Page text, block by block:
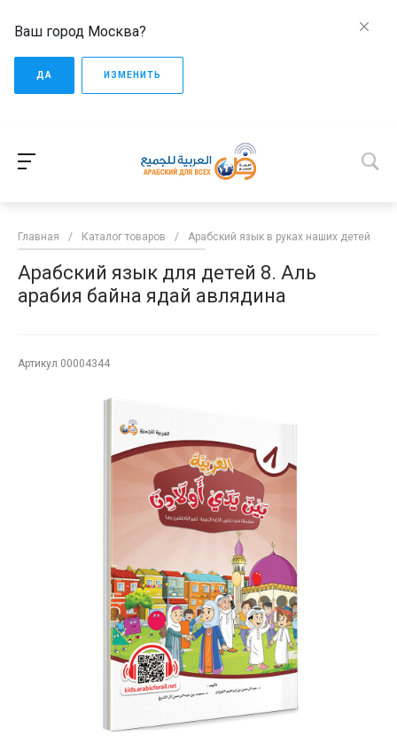
Ваш город Москва?
ДА ИЗМЕНИТЬ
Главная / Каталог товаров / Арабский язык в руках наших детей
Арабский язык для детей 8. Аль
арабия байна ядай авлядина
Артикул 00004344